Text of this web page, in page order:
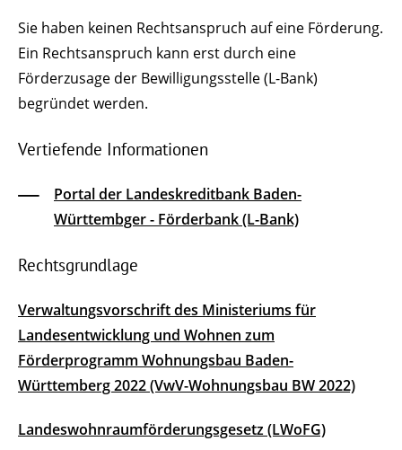
Sie haben keinen Rechtsanspruch auf eine Förderung.
Ein Rechtsanspruch kann erst durch eine
Förderzusage der Bewilligungsstelle (L-Bank)
begründet werden.
Vertiefende Informationen
Portal der Landeskreditbank Baden-
Württembger - Förderbank (L-Bank)
Rechtsgrundlage
Verwaltungsvorschrift des Ministeriums für
Landesentwicklung und Wohnen zum
Förderprogramm Wohnungsbau Baden-
Württemberg 2022 (VwV-Wohnungsbau BW 2022)
Landeswohnraumförderungsgesetz (LWoFG)